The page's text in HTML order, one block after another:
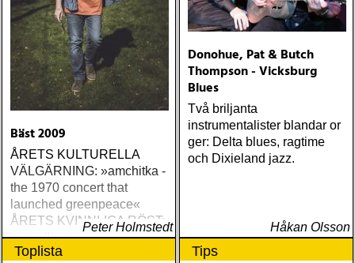
Bäst 2009
ÅRETS KULTURELLA
VÄLGÄRNING: »amchitka -
the 1970 concert that
launched greenpeace«
ÅRETS KVINNLIGA RÖST:
amy allison : sheffield
streets (urban myth)
Peter Holmstedt
Donohue, Pat & Butch
Thompson - Vicksburg
Blues
Två briljanta
instrumentalister blandar or
ger: Delta blues, ragtime
och Dixieland jazz.
Håkan Olsson
Toplista Tips